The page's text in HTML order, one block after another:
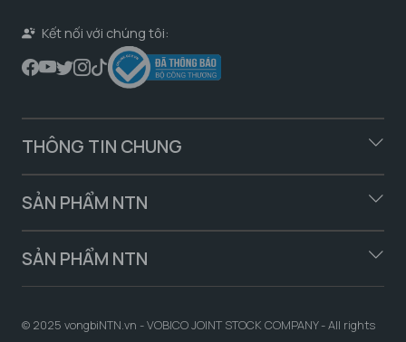
Kết nối với chúng tôi:
THÔNG TIN CHUNG
SẢN PHẨM NTN
SẢN PHẨM NTN
© 2025 vongbiNTN.vn - VOBICO JOINT STOCK COMPANY - All rights